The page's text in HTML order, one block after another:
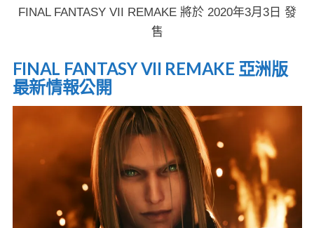
FINAL FANTASY VII REMAKE 將於 2020年3月3日 發
售
FINAL FANTASY VII REMAKE 亞洲版
最新情報公開